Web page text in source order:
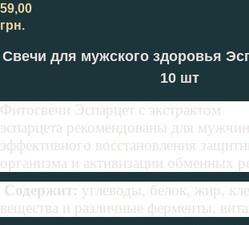
59,00
грн.
Свечи для мужского здоровья
10 шт
Фитосвечи Эспарцет с экстрактом
эспарцета рекомендованы для
эффективного восстановления
организма и активизации обменных
Содержит: углеводы, белок, жир,
вещества и различные ферменты,